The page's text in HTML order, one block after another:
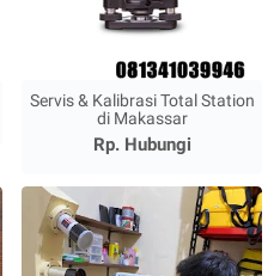
Servis & Kalibrasi Total Station
di Makassar
Rp. Hubungi